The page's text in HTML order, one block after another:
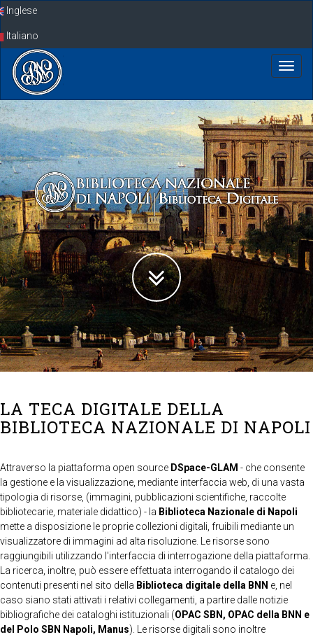
SkipInglese
Italiano
LA TECA DIGITALE DELLA
BIBLIOTECA NAZIONALE DI NAPOLI
Attraverso la piattaforma open source DSpace-GLAM - che consente
la gestione e la visualizzazione, mediante interfaccia web, di una vasta
tipologia di risorse, (immagini, pubblicazioni scientifiche, raccolte
bibliotecarie, materiale didattico) - la Biblioteca Nazionale di Napoli
mette a disposizione le proprie collezioni digitali, fruibili mediante un
visualizzatore di immagini ad alta risoluzione. Le risorse sono
raggiungibili utilizzando l'interfaccia di interrogazione della piattaforma.
La ricerca, inoltre, può essere effettuata interrogando il catalogo dei
contenuti presenti nel sito della Biblioteca digitale della BNN e, nel
caso siano stati attivati i relativi collegamenti, a partire dalle notizie
bibliografiche dei cataloghi istituzionali (OPAC SBN, OPAC della BNN e
del Polo SBN Napoli, Manus). Le risorse digitali sono inoltre